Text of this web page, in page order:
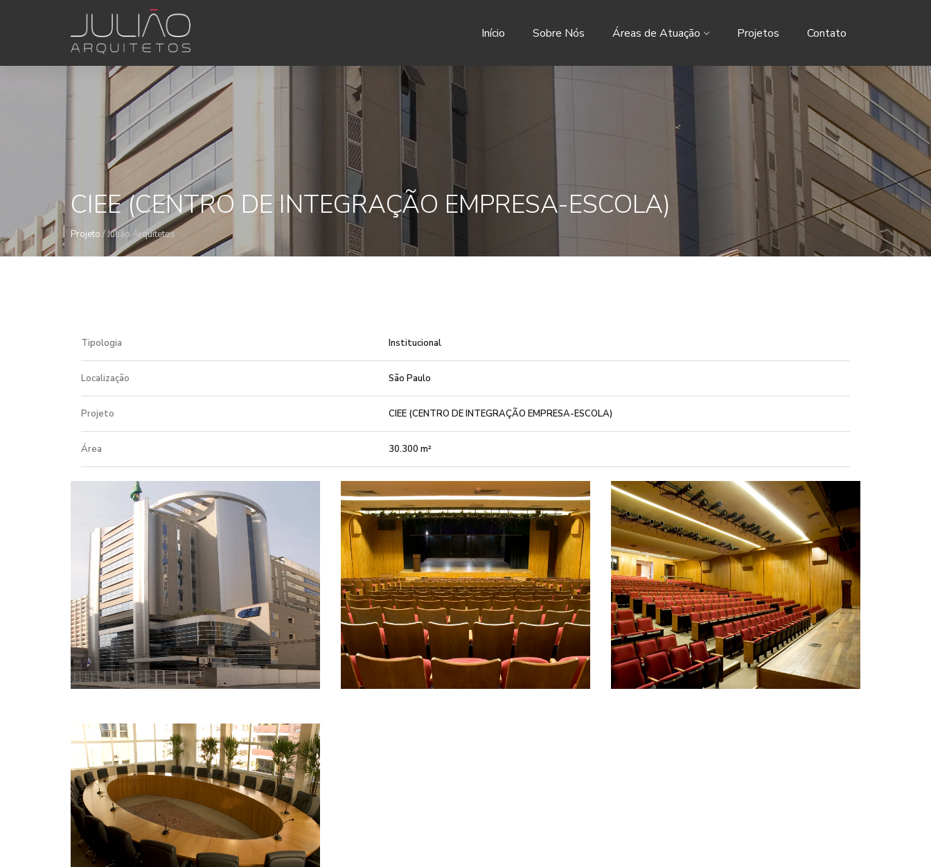
Início Sobre Nós Áreas de Atuação Projetos Contato
CIEE (CENTRO DE INTEGRAÇÃO EMPRESA-ESCOLA)
Projeto / Julião Arquitetos
Tipologia Institucional
Localização São Paulo
Projeto CIEE (CENTRO DE INTEGRAÇÃO EMPRESA-ESCOLA)
Área 30.300 m²